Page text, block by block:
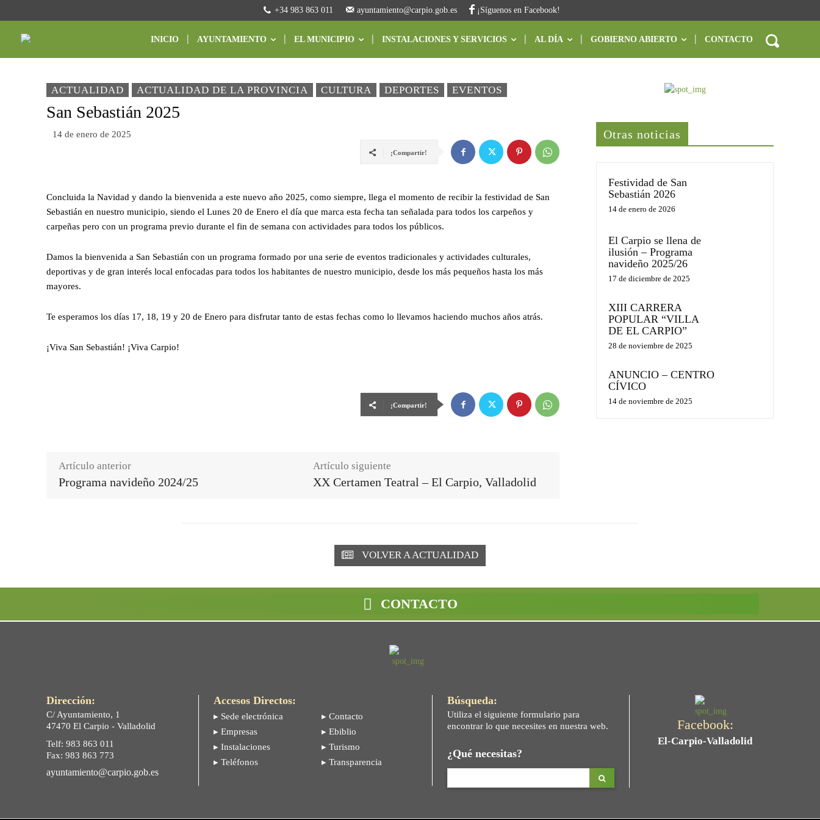
+34 983 863 011 ayuntamiento@carpio.gob.es ¡Síguenos en Facebook!
INICIO AYUNTAMIENTO EL MUNICIPIO INSTALACIONES Y SERVICIOS AL DÍA GOBIERNO ABIERTO CONTACTO
ACTUALIDAD ACTUALIDAD DE LA PROVINCIA CULTURA DEPORTES EVENTOS
San Sebastián 2025
14 de enero de 2025
¡Compartir!
Concluida la Navidad y dando la bienvenida a este nuevo año 2025, como siempre, llega el momento de recibir la festividad de San
Sebastián en nuestro municipio, siendo el Lunes 20 de Enero el día que marca esta fecha tan señalada para todos los carpeños y
carpeñas pero con un programa previo durante el fin de semana con actividades para todos los públicos.
Damos la bienvenida a San Sebastián con un programa formado por una serie de eventos tradicionales y actividades culturales,
deportivas y de gran interés local enfocadas para todos los habitantes de nuestro municipio, desde los más pequeños hasta los más
mayores.
Te esperamos los días 17, 18, 19 y 20 de Enero para disfrutar tanto de estas fechas como lo llevamos haciendo muchos años atrás.
¡Viva San Sebastián! ¡Viva Carpio!
¡Compartir!
Artículo anterior
Programa navideño 2024/25
Artículo siguiente
XX Certamen Teatral – El Carpio, Valladolid
Otras noticias
Festividad de San
Sebastián 2026
14 de enero de 2026
El Carpio se llena de
ilusión – Programa
navideño 2025/26
17 de diciembre de 2025
XIII CARRERA
POPULAR “VILLA
DE EL CARPIO”
28 de noviembre de 2025
ANUNCIO – CENTRO
CÍVICO
14 de noviembre de 2025
VOLVER A ACTUALIDAD
CONTACTO
Dirección:
C/ Ayuntamiento, 1
47470 El Carpio - Valladolid
Telf: 983 863 011
Fax: 983 863 773
ayuntamiento@carpio.gob.es
Accesos Directos:
▸ Sede electrónica
▸ Empresas
▸ Instalaciones
▸ Teléfonos
▸ Contacto
▸ Ebiblio
▸ Turismo
▸ Transparencia
Búsqueda:
Utiliza el siguiente formulario para
encontrar lo que necesites en nuestra web.
¿Qué necesitas?
Facebook:
El-Carpio-Valladolid